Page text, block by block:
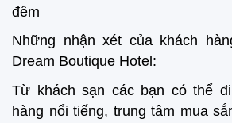
đêm
Những nhận xét của khách
Dream Boutique Hotel:
Từ khách sạn các bạn có thể
hàng nổi tiếng, trung tâm mua